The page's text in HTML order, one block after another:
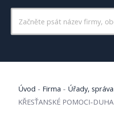
Úvod - Firma - Úřady, správa
KŘESŤANSKÉ POMOCI-DUHA